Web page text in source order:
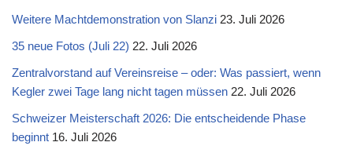
Weitere Machtdemonstration von Slanzi 23. Juli 2026
35 neue Fotos (Juli 22) 22. Juli 2026
Zentralvorstand auf Vereinsreise – oder: Was passiert, wenn
Kegler zwei Tage lang nicht tagen müssen 22. Juli 2026
Schweizer Meisterschaft 2026: Die entscheidende Phase
beginnt 16. Juli 2026